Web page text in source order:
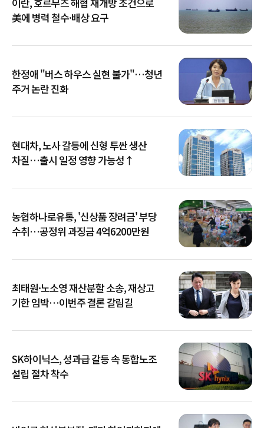
美에 병력 철수·배상 요구
한정애 "버스 하우스 실현 불가"…청년
주거 논란 진화
현대차, 노사 갈등에 신형 투싼 생산
차질…출시 일정 영향 가능성↑
농협하나로유통, '신상품 장려금' 부당
수취…공정위 과징금 4억6200만원
최태원·노소영 재산분할 소송, 재상고
기한 임박…이번주 결론 갈림길
SK하이닉스, 성과급 갈등 속 통합노조
설립 절차 착수